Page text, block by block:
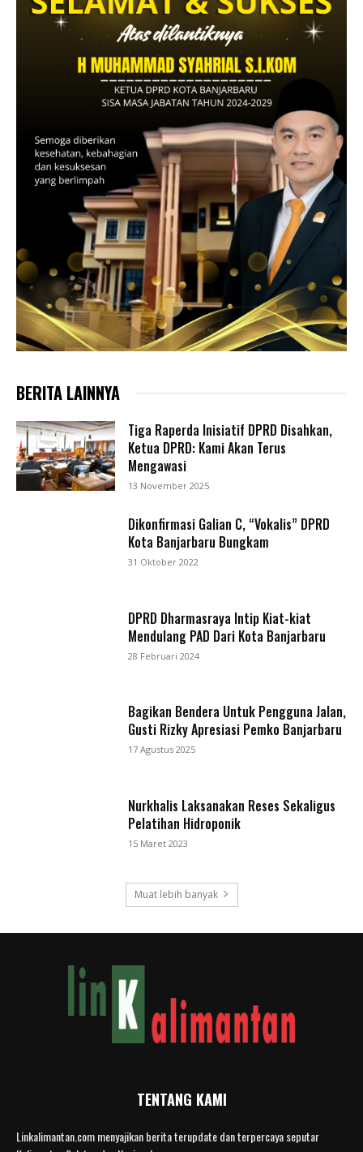
BERITA LAINNYA
Tiga Raperda Inisiatif DPRD Disahkan,
Ketua DPRD: Kami Akan Terus
Mengawasi
13 November 2025
Dikonfirmasi Galian C, “Vokalis” DPRD
Kota Banjarbaru Bungkam
31 Oktober 2022
DPRD Dharmasraya Intip Kiat-kiat
Mendulang PAD Dari Kota Banjarbaru
28 Februari 2024
Bagikan Bendera Untuk Pengguna Jalan,
Gusti Rizky Apresiasi Pemko Banjarbaru
17 Agustus 2025
Nurkhalis Laksanakan Reses Sekaligus
Pelatihan Hidroponik
15 Maret 2023
Muat lebih banyak
TENTANG KAMI
Linkalimantan.com menyajikan berita terupdate dan terpercaya seputar